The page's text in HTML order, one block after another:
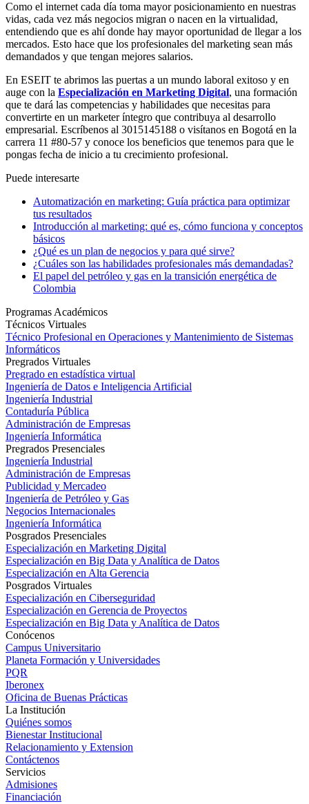
Como el internet cada día toma mayor posicionamiento en nuestras
vidas, cada vez más negocios migran o nacen en la virtualidad,
entendiendo que es ahí donde hay mayor oportunidad de llegar a los
mercados. Esto hace que los profesionales del marketing sean más
demandados y que tengan mejores salarios.
En ESEIT te abrimos las puertas a un mundo laboral exitoso y en
auge con la Especialización en Marketing Digital, una formación
que te dará las competencias y habilidades que necesitas para
convertirte en un marketer íntegro que contribuya al desarrollo
empresarial. Escríbenos al 3015145188 o visítanos en Bogotá en la
carrera 11 #80-57 y conoce los beneficios que tenemos para que le
pongas fecha de inicio a tu crecimiento profesional.
Puede interesarte
Automatización en marketing: Guía práctica para optimizar
tus resultados
Introducción al marketing: qué es, cómo funciona y conceptos
básicos
¿Qué es un plan de negocios y para qué sirve?
¿Cuáles son las habilidades profesionales más demandadas?
El papel del petróleo y gas en la transición energética de
Colombia
Programas Académicos
Técnicos Virtuales
Técnico Profesional en Operaciones y Mantenimiento de Sistemas
Informáticos
Pregrados Virtuales
Pregrado en estadística virtual
Ingeniería de Datos e Inteligencia Artificial
Ingeniería Industrial
Contaduría Pública
Administración de Empresas
Ingeniería Informática
Pregrados Presenciales
Ingeniería Industrial
Administración de Empresas
Publicidad y Mercadeo
Ingeniería de Petróleo y Gas
Negocios Internacionales
Ingeniería Informática
Posgrados Presenciales
Especialización en Marketing Digital
Especialización en Big Data y Analítica de Datos
Especialización en Alta Gerencia
Posgrados Virtuales
Especialización en Ciberseguridad
Especialización en Gerencia de Proyectos
Especialización en Big Data y Analítica de Datos
Conócenos
Campus Universitario
Planeta Formación y Universidades
PQR
Iberonex
Oficina de Buenas Prácticas
La Institución
Quiénes somos
Bienestar Institucional
Relacionamiento y Extension
Contáctenos
Servicios
Admisiones
Financiación